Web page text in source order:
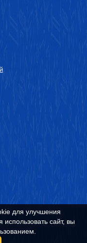
для улучшения
использовать сайт, вы